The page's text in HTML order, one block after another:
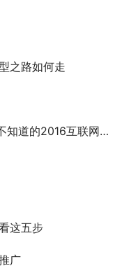
之路如何走
2016互联网热门段子
这五步
广